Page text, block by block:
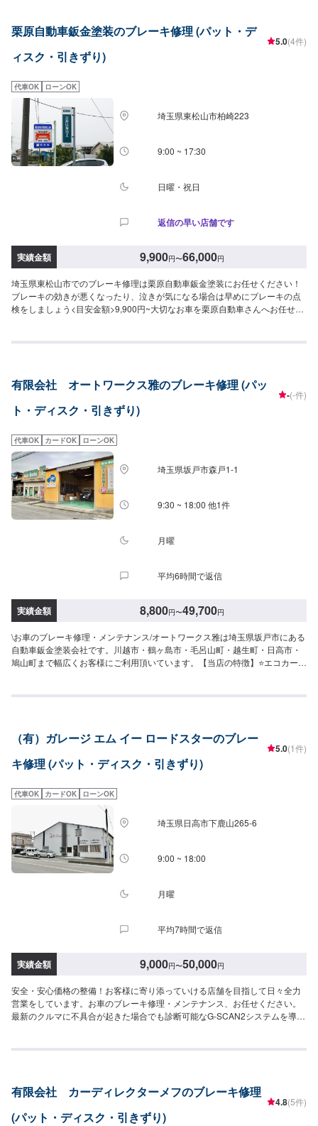
した上で、長年培った技術力を駆使して最適な方法のご提案をさせていただ
きます。スバル車に関しましては他社様でお断りされる様な内容でも承って
います。ぜひ、お問い合わせください！--------------------------------------------------
だければ作業開始【4】仕上がり次第納車-----納期について-----納期は通常3~5
日程度で納車となります。納期は前後する場合がございます。予め、ご了承
ください。-----パーツ持ち込みについて-----パーツの持ち込み可能です。オフ
ァーにて詳細をお願い致します。-----代車について-----無料の代車をご用意し
ています。お車の作業中は代車をご利用ください。※代車の燃料代はお客様に
ご負担いただいております。-----ご来店時の注意、受付方法-----当工場は竹の
くら様を過ぎ左手にMMM様の看板がある所を右折していただければ工場があ
話いただければと思います。入庫の際はお気をつけてお越しください。駐車
【定休日・営業時間】定休日：日曜日、祝日営業時間：9:00~18:00
栗原自動車鈑金塗装のブレーキ修理 (パット・デ
ィスク・引きずり)
5.0(4件)
代車OK ローンOK
埼玉県東松山市柏崎223
9:00 ~ 17:30
日曜・祝日
返信の早い店舗です
実績金額 9,900円〜66,000円
埼玉県東松山市でのブレーキ修理は栗原自動車鈑金塗装にお任せください！
ブレーキの効きが悪くなったり、泣きが気になる場合は早めにブレーキの点
検をしましょう<目安金額>9,900円~大切なお車を栗原自動車さんへお任せし
上がりを常にご提供できるよう研鑽努力し、安心運転のための整備・修理、
まいります。オイル交換や車検、タイヤ交換などの基本的な車のメンテナン
有限会社 オートワークス雅のブレーキ修理 (パッ
ト・ディスク・引きずり)
-(-件)
代車OK カードOK ローンOK
埼玉県坂戸市森戸1-1
9:30 ~ 18:00 他1件
月曜
平均6時間で返信
実績金額 8,800円〜49,700円
\お車のブレーキ修理・メンテナンス/オートワークス雅は埼玉県坂戸市にある
自動車鈑金塗装会社です。川越市・鶴ヶ島市・毛呂山町・越生町・日高市・
鳩山町まで幅広くお客様にご利用頂いています。【当店の特徴】⭐️エコカー・
検・点検・ドレスアップ・保険・販売まで、お車のことなら何でも当社にお
す。【注意点】⚠️パーツ持ち込み対応可能です。持ち込みご希望の方はオフ
ァーにて、パーツの詳細や型番、お車の情報を必ずご入力ください。【営業
時間・定休日】⏰営業時間：9時30分〜18時🗓定休日：月曜・祝日
（有）ガレージ エム イー ロードスターのブレー
キ修理 (パット・ディスク・引きずり)
5.0(1件)
代車OK カードOK ローンOK
埼玉県日高市下鹿山265-6
9:00 ~ 18:00
月曜
平均7時間で返信
実績金額 9,000円〜50,000円
安全・安心価格の整備！お客様に寄り添っていける店舗を目指して日々全力
営業をしています。お車のブレーキ修理・メンテナンス、お任せください。
最新のクルマに不具合が起きた場合でも診断可能なG-SCAN2システムを導
での修理も可能となっております。<当店の特徴>●職人による確かな施工●新
証いたしております。（当社規定によります。詳しくはお問い合わせくださ
い。）【1】お車の状況を見させていただき、現在のトラブル有無から故障発
生の可能性がある部位まで法令に基づき、きちんと点検させていただきま
有限会社 カーディレクターメフのブレーキ修理
(パット・ディスク・引きずり)
4.8(5件)